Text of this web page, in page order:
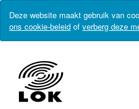
Deze website maakt gebruik van
ons cookie-beleid of verberg deze